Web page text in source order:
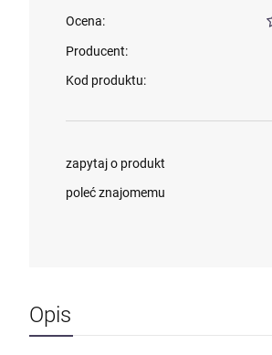
Ocena:
Producent:
Kod produktu:
zapytaj o produkt
poleć znajomemu
Opis